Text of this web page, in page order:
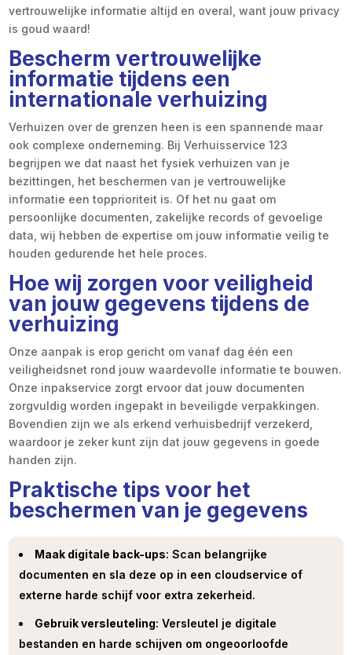
vertrouwelijke informatie altijd en overal, want jouw privacy
is goud waard!
Bescherm vertrouwelijke
informatie tijdens een
internationale verhuizing
Verhuizen over de grenzen heen is een spannende maar
ook complexe onderneming. Bij Verhuisservice 123
begrijpen we dat naast het fysiek verhuizen van je
bezittingen, het beschermen van je vertrouwelijke
informatie een topprioriteit is. Of het nu gaat om
persoonlijke documenten, zakelijke records of gevoelige
data, wij hebben de expertise om jouw informatie veilig te
houden gedurende het hele proces.
Hoe wij zorgen voor veiligheid
van jouw gegevens tijdens de
verhuizing
Onze aanpak is erop gericht om vanaf dag één een
veiligheidsnet rond jouw waardevolle informatie te bouwen.
Onze inpakservice zorgt ervoor dat jouw documenten
zorgvuldig worden ingepakt in beveiligde verpakkingen.
Bovendien zijn we als erkend verhuisbedrijf verzekerd,
waardoor je zeker kunt zijn dat jouw gegevens in goede
handen zijn.
Praktische tips voor het
beschermen van je gegevens
Maak digitale back-ups: Scan belangrijke
documenten en sla deze op in een cloudservice of
externe harde schijf voor extra zekerheid.
Gebruik versleuteling: Versleutel je digitale
bestanden en harde schijven om ongeoorloofde